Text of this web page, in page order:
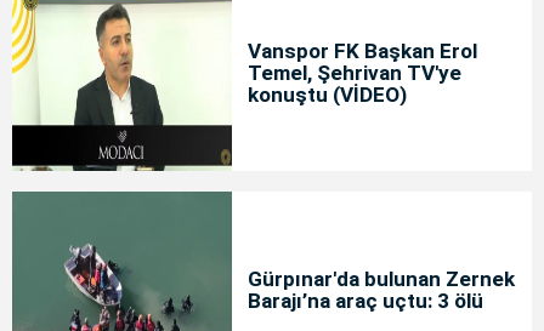
Vanspor FK Başkan Erol
Temel, Şehrivan TV'ye
konuştu (VİDEO)
Gürpınar'da bulunan Zernek
Barajı’na araç uçtu: 3 ölü